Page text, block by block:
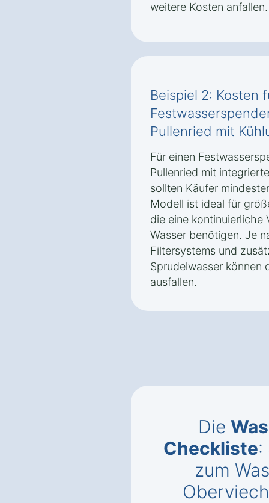
weitere Kosten anfallen.
Beispiel 2: Kosten
Pullenried mit
Für einen
Pullenried mit
sollten Käufer
Modell ist ideal für
die eine kontinuierliche
Wasser benötigen. Je
Filtersystems und
Sprudelwasser können
ausfallen.
Die
Checkliste:
zum